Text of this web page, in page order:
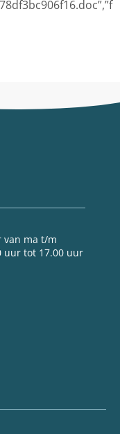
van ma t/m
uur tot 17.00 uur